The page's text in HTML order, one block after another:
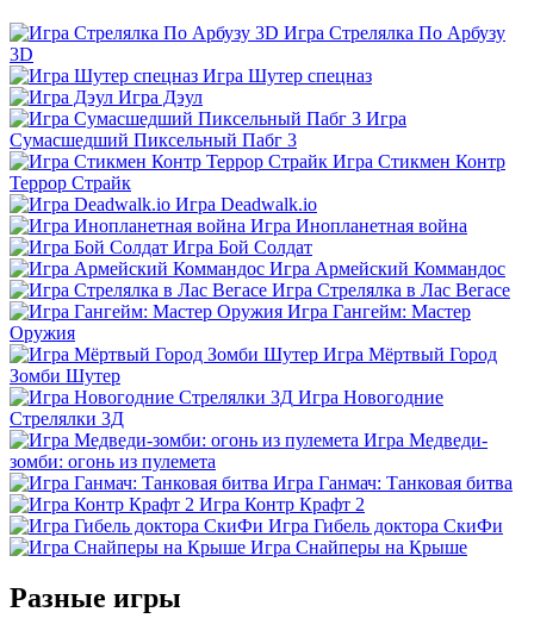
Игра Стрелялка По Арбузу
3D
Игра Шутер спецназ
Игра Дэул
Игра
Сумасшедший Пиксельный Пабг 3
Игра Стикмен Контр
Террор Страйк
Игра Deadwalk.io
Игра Инопланетная война
Игра Бой Солдат
Игра Армейский Коммандос
Игра Стрелялка в Лас Вегасе
Игра Гангейм: Мастер
Оружия
Игра Мёртвый Город
Зомби Шутер
Игра Новогодние
Стрелялки 3Д
Игра Медведи-
зомби: огонь из пулемета
Игра Ганмач: Танковая битва
Игра Контр Крафт 2
Игра Гибель доктора СкиФи
Игра Снайперы на Крыше
Разные игры